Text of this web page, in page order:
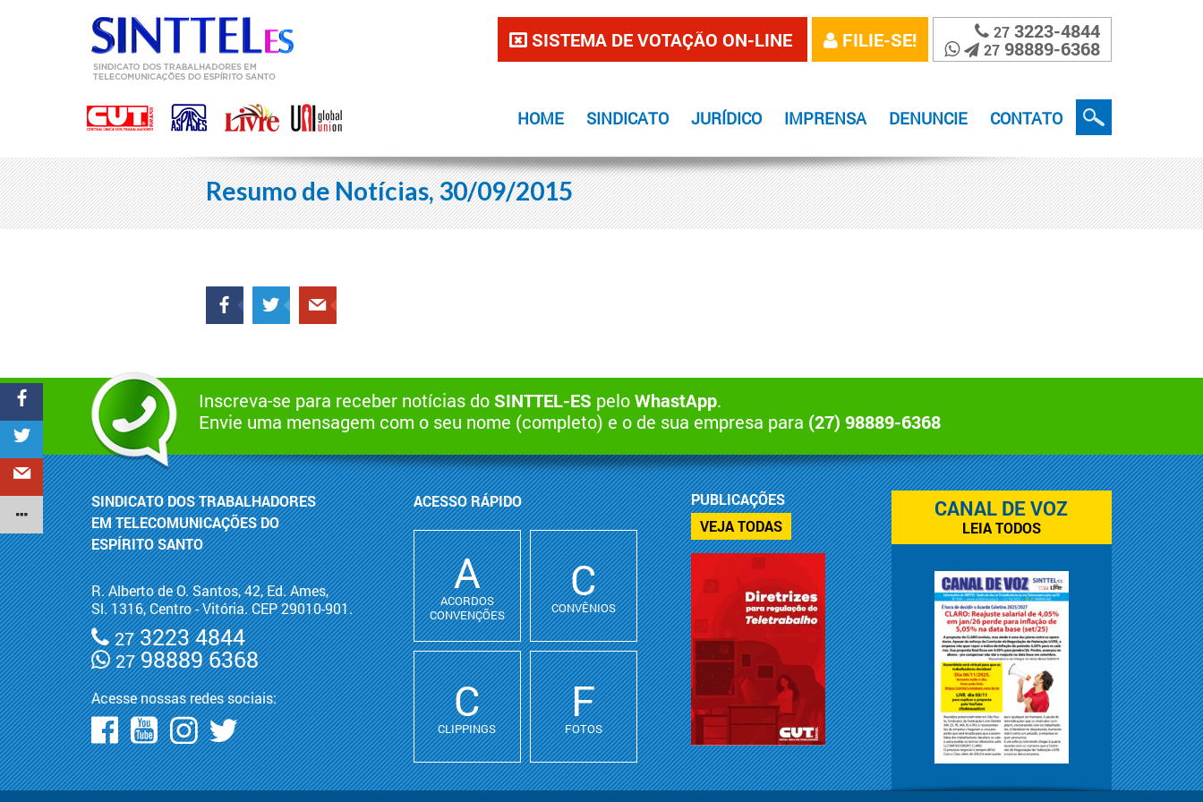
SISTEMA DE VOTAÇÃO ON-LINE FILIE-SE! 27 3223-4844
27 98889-6368
HOME SINDICATO JURÍDICO IMPRENSA DENUNCIE CONTATO
Resumo de Notícias, 30/09/2015
Inscreva-se para receber notícias do SINTTEL-ES peloWhastApp.
Envie uma mensagem com o seu nome (completo) e o de sua empresa para (27) 98889-6368
SINDICATO DOS TRABALHADORES
EM TELECOMUNICAÇÕES DO
ESPÍRITO SANTO
R. Alberto de O. Santos, 42, Ed. Ames,
Sl. 1316, Centro - Vitória. CEP 29010-901.
273223 4844
2798889 6368
Acesse nossas redes sociais:
ACESSO RÁPIDO
A
ACORDOS
CONVENÇÕES
C
CONVÊNIOS
C
CLIPPINGS
F
FOTOS
PUBLICAÇÕES
VEJA TODAS
CANAL DE VOZ
LEIA TODOS